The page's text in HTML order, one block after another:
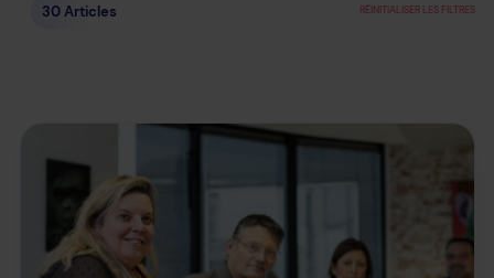
30 Articles RÉINITIALISER LES FILTRES